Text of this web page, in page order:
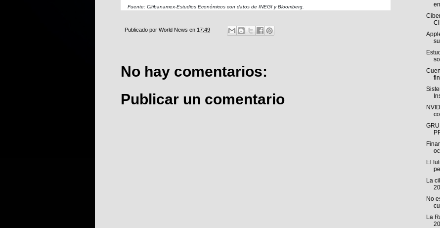
Fuente: Citibanamex-Estudios Económicos con datos de INEGI y Bloomberg.
Publicado por World News en 17:49
No hay comentarios:
Publicar un comentario
El
La
No
La